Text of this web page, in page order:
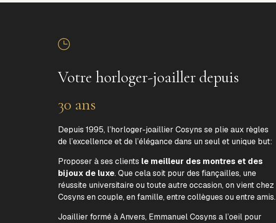
Votre horloger-joailler depuis
30 ans
Depuis 1995, l’horloger-joaillier Cosyns se plie aux règles
de l’excellence et de l’élégance dans un seul et unique but:
Proposer à ses clients le meilleur des montres et des
bijoux de luxe. Que cela soit pour des fiançailles, une
réussite universitaire ou toute autre occasion, on vient chez
Cosyns en couple, en famille, entre collègues ou entre amis.
Joaillier formé à Anvers, Emmanuel Cosyns a l’oeil pour